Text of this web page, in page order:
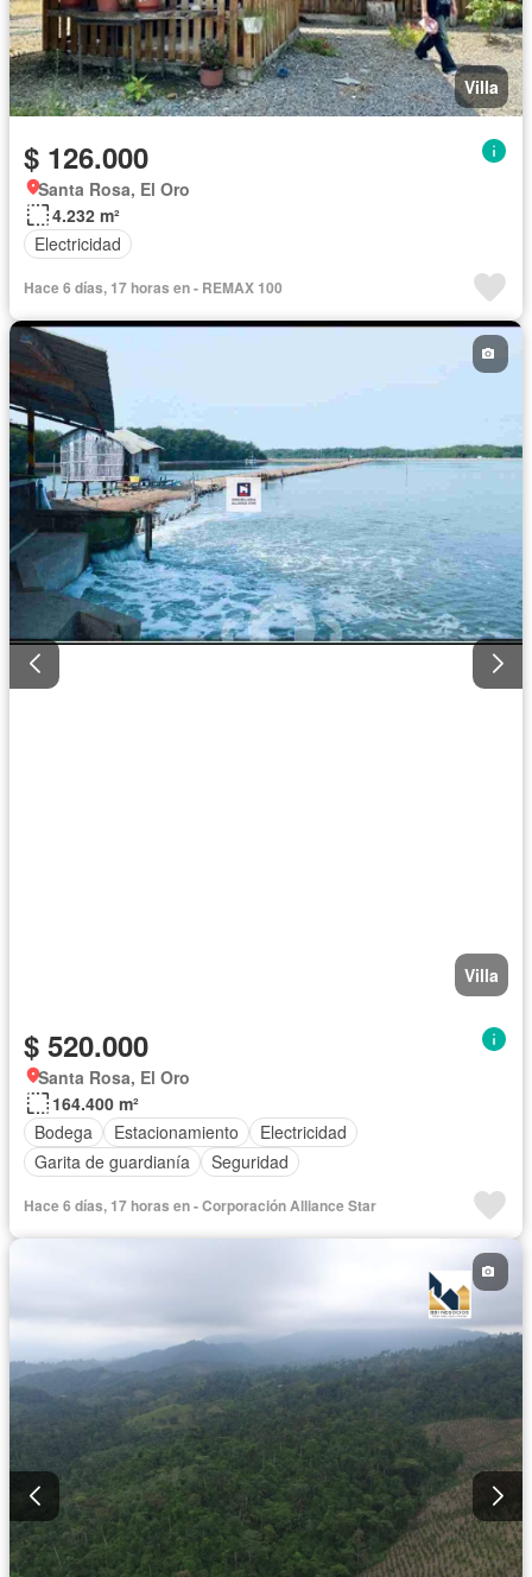
Villa
$ 126.000
Santa Rosa, El Oro
4.232 m²
Electricidad
Hace 6 días, 17 horas en - REMAX 100
Villa
$ 520.000
Santa Rosa, El Oro
164.400 m²
Bodega
Estacionamiento
Electricidad
Garita de guardianía
Seguridad
Hace 6 días, 17 horas en - Corporación Alliance Star